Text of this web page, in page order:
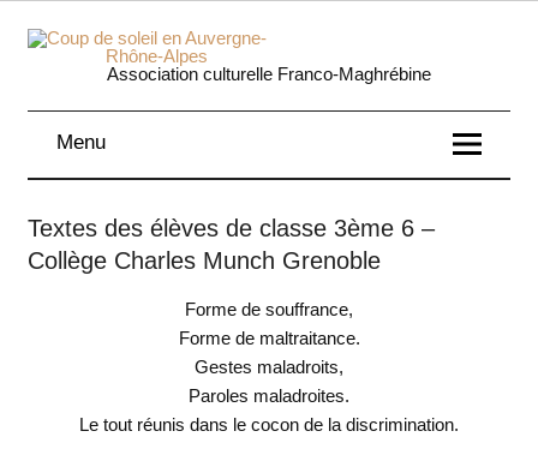
Skip
content
Coup
soleil
Association culturelle Franco-Maghrébine
Menu
Textes des élèves de classe 3ème 6 –
Collège Charles Munch Grenoble
Forme de souffrance,
Forme de maltraitance.
Gestes maladroits,
Paroles maladroites.
Le tout réunis dans le cocon de la discrimination.